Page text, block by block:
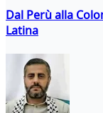
Dal Perù alla
Latina